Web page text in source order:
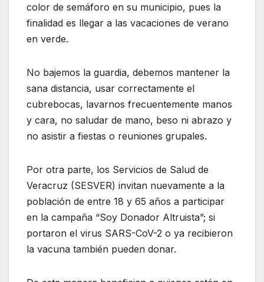
color de semáforo en su municipio, pues la
finalidad es llegar a las vacaciones de verano
en verde.
No bajemos la guardia, debemos mantener la
sana distancia, usar correctamente el
cubrebocas, lavarnos frecuentemente manos
y cara, no saludar de mano, beso ni abrazo y
no asistir a fiestas o reuniones grupales.
Por otra parte, los Servicios de Salud de
Veracruz (SESVER) invitan nuevamente a la
población de entre 18 y 65 años a participar
en la campaña “Soy Donador Altruista”; si
portaron el virus SARS-CoV-2 o ya recibieron
la vacuna también pueden donar.